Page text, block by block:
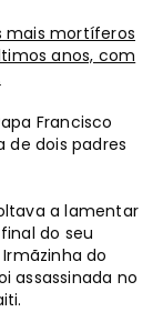
mais mortíferos
anos, com
Francisco
de dois padres
a lamentar
do seu
do
assassinada no